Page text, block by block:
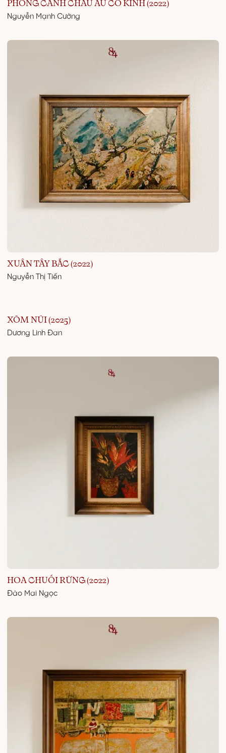
PHONG CẢNH CHÂU ÂU CỔ KÍNH (2022)
Nguyễn Mạnh Cường
XUÂN TÂY BẮC (2022)
Nguyễn Thị Tiến
XÓM NÚI (2025)
Dương Linh Đan
HOA CHUỐI RỪNG (2022)
Đào Mai Ngọc